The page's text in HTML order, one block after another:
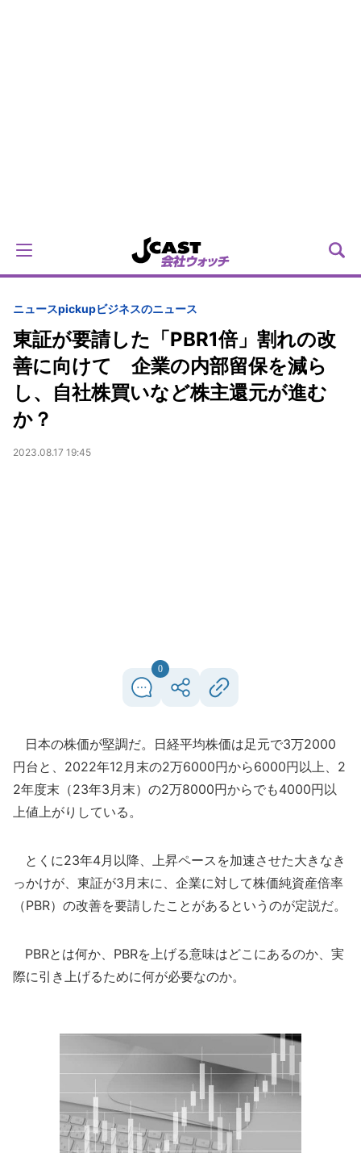
ニュースpickupビジネスのニュース
東証が要請した「PBR1倍」割れの改
善に向けて 企業の内部留保を減ら
し、自社株買いなど株主還元が進む
か？
2023.08.17 19:45
0
日本の株価が堅調だ。日経平均株価は足元で3万2000
円台と、2022年12月末の2万6000円から6000円以上、2
2年度末（23年3月末）の2万8000円からでも4000円以
上値上がりしている。
とくに23年4月以降、上昇ペースを加速させた大きなき
っかけが、東証が3月末に、企業に対して株価純資産倍率
（PBR）の改善を要請したことがあるというのが定説だ。
PBRとは何か、PBRを上げる意味はどこにあるのか、実
際に引き上げるために何が必要なのか。